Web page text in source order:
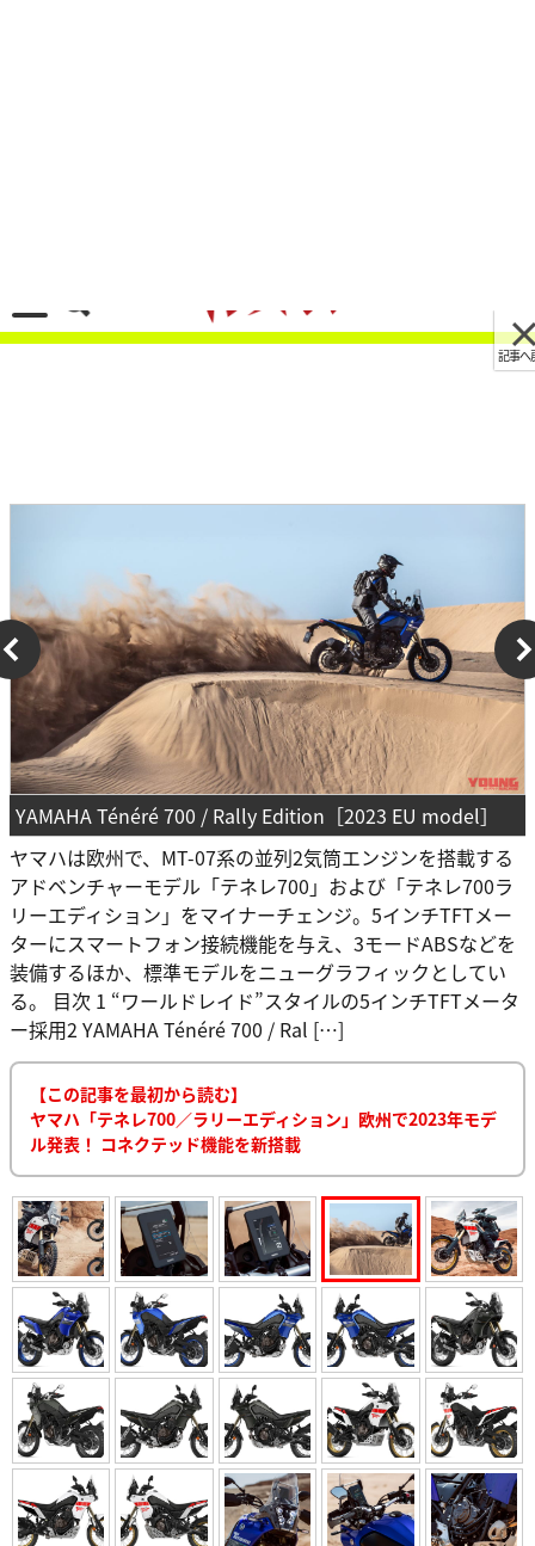
YAMAHA Ténéré 700 / Rally Edition［2023 EU model］
ヤマハは欧州で、MT-07系の並列2気筒エンジンを搭載する
アドベンチャーモデル「テネレ700」および「テネレ700ラ
リーエディション」をマイナーチェンジ。5インチTFTメー
ターにスマートフォン接続機能を与え、3モードABSなどを
装備するほか、標準モデルをニューグラフィックとしてい
る。 目次 1 “ワールドレイド”スタイルの5インチTFTメータ
ー採用2 YAMAHA Ténéré 700 / Ral […]
【この記事を最初から読む】
ヤマハ「テネレ700／ラリーエディション」欧州で2023年モデ
ル発表！ コネクテッド機能を新搭載